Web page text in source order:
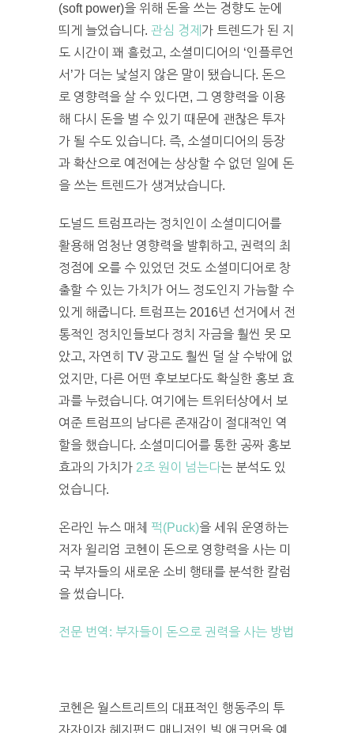
(soft power)을 위해 돈을 쓰는 경향도 눈에
띄게 늘었습니다. 관심 경제 가 트렌드가 된 지
도 시간이 꽤 흘렀고, 소셜미디어의 ‘인플루언
서’가 더는 낯설지 않은 말이 됐습니다. 돈으
로 영향력을 살 수 있다면, 그 영향력을 이용
해 다시 돈을 벌 수 있기 때문에 괜찮은 투자
가 될 수도 있습니다. 즉, 소셜미디어의 등장
과 확산으로 예전에는 상상할 수 없던 일에 돈
을 쓰는 트렌드가 생겨났습니다.
도널드 트럼프라는 정치인이 소셜미디어를
활용해 엄청난 영향력을 발휘하고, 권력의 최
정점에 오를 수 있었던 것도 소셜미디어로 창
출할 수 있는 가치가 어느 정도인지 가늠할 수
있게 해줍니다. 트럼프는 2016년 선거에서 전
통적인 정치인들보다 정치 자금을 훨씬 못 모
았고, 자연히 TV 광고도 훨씬 덜 살 수밖에 없
었지만, 다른 어떤 후보보다도 확실한 홍보 효
과를 누렸습니다. 여기에는 트위터상에서 보
여준 트럼프의 남다른 존재감이 절대적인 역
할을 했습니다. 소셜미디어를 통한 공짜 홍보
효과의 가치가 2조 원이 넘는다는 분석도 있
었습니다.
온라인 뉴스 매체 퍽(Puck)을 세워 운영하는
저자 윌리엄 코헨이 돈으로 영향력을 사는 미
국 부자들의 새로운 소비 행태를 분석한 칼럼
을 썼습니다.
전문 번역: 부자들이 돈으로 권력을 사는 방법
코헨은 월스트리트의 대표적인 행동주의 투
자자이자 헤지펀드 매니저인 빌 애크먼을 예